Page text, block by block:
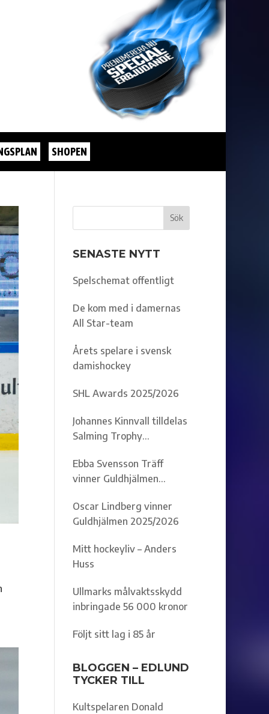
SHOPEN
SENASTE NYTT
Spelschemat offentligt
De kom med i damernas
All Star-team
Årets spelare i svensk
damishockey
SHL Awards 2025/2026
Johannes Kinnvall tilldelas
Salming Trophy
Ebba Svensson Träff
vinner Guldhjälmen
Oscar Lindberg vinner
Guldhjälmen 2025/2026
Mitt hockeyliv – Anders
Huss
Ullmarks målvaktsskydd
inbringade 56 000 kronor
Följt sitt lag i 85 år
BLOGGEN – EDLUND
TYCKER TILL
Kultspelaren Donald